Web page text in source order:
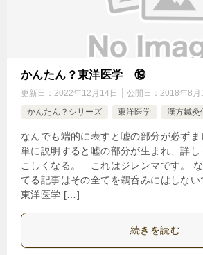
かんたん？東洋医学 ⑲
更新日： 2022年12月14日 公開日： 2018年8月
かんたん？シリーズ
東洋医学 漢方鍼
なんでも端的に表すと嘘の部分が必
単に説明すると嘘の部分が生まれ、詳
こしくなる。 これはジレンマです。
てる記事はその全てを鵜呑みにはしな
東洋医学 […]
続きを読む